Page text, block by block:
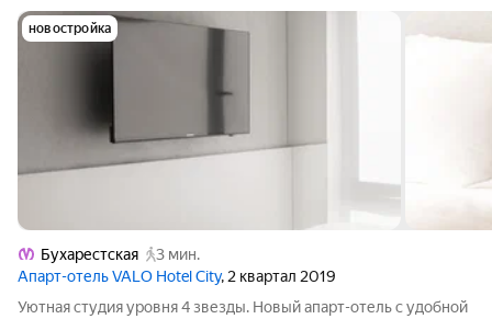
новостройка
Бухарестская
3 мин.
Апарт-отель VALO Hotel City, 2 квартал 2019
Уютная студия уровня 4 звезды. Новый апарт-отель с удобной